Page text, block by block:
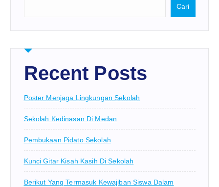
Cari
Recent Posts
Poster Menjaga Lingkungan Sekolah
Sekolah Kedinasan Di Medan
Pembukaan Pidato Sekolah
Kunci Gitar Kisah Kasih Di Sekolah
Berikut Yang Termasuk Kewajiban Siswa Dalam